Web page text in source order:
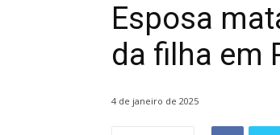
Esposa
da filha em
4 de janeiro de 2025